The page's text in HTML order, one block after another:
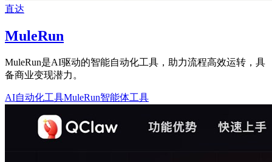
直达
MuleRun
MuleRun是AI驱动的智能自动化工具，助力流程高效运转，具
备商业变现潜力。
AI自动化工具MuleRun智能体工具